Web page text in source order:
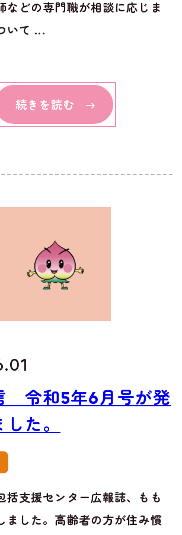
などの専門職が相談に応じま
いて ...
続きを読む
令和5年6月号が発
た。
括支援センター広報誌、もも
ました。高齢者の方が住み慣